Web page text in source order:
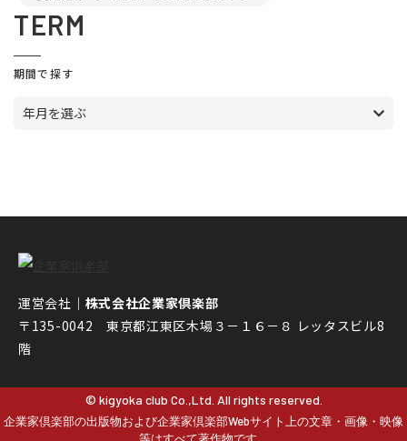
TERM
期間で探す
年月を選ぶ
運営会社｜ 株式会社企業家倶楽部
〒135-0042 東京都江東区木場３－１６－８ レッタスビル8
階
© kigyoka club Co.,Ltd. All rights reserved.
企業家倶楽部の出版物および企業家倶楽部Webサイト上の文章・画像・映像